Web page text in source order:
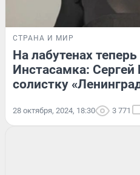
СТРАНА И МИР
На лабутенах
Инстасамка:
солистку
28 октября, 2024, 18:30 3 771